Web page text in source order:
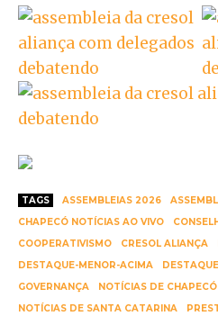
TAGS ASSEMBLEIAS 2026
CHAPECÓ NOTÍCIAS AO VIVO
COOPERATIVISMO
CRESOL ALIANÇA
DESTAQUE-MENOR-ACIMA
GOVERNANÇA
NOTÍCIAS DE CHAPECÓ
NOTÍCIAS DE SANTA CATARINA